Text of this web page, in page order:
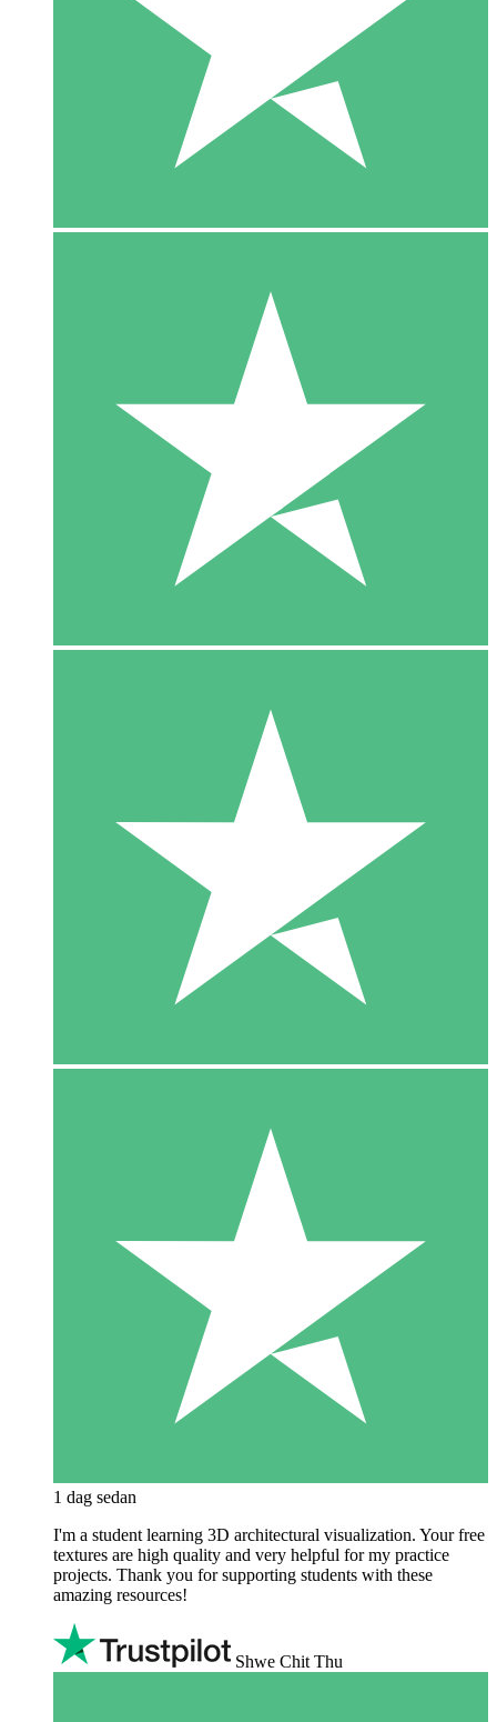
1 dag sedan
I'm a student learning 3D architectural visualization. Your free
textures are high quality and very helpful for my practice
projects. Thank you for supporting students with these
amazing resources!
Shwe Chit Thu